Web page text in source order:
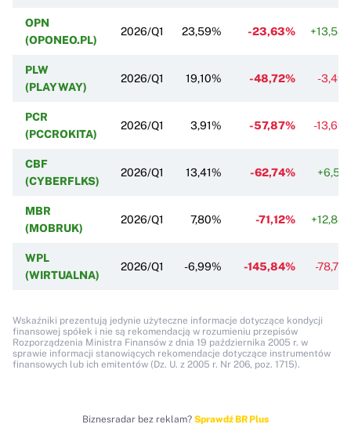
OPN
(OPONEO.PL)
2026/Q1 23,59% -23,63%
PLW
(PLAYWAY)
2026/Q1 19,10% -48,72% -
PCR
(PCCROKITA)
2026/Q1 3,91% -57,87% -
CBF
(CYBERFLKS)
2026/Q1 13,41% -62,74%
MBR
(MOBRUK)
2026/Q1 7,80% -71,12%
WPL
(WIRTUALNA)
2026/Q1 -6,99% -145,84% -
Wskaźniki prezentują jedynie użyteczne informacje dotyczące kondycji
finansowej spółek i nie są rekomendacją w rozumieniu przepisów
Rozporządzenia Ministra Finansów z dnia 19 października 2005 r. w
sprawie informacji stanowiących rekomendacje dotyczące instrumentów
finansowych lub ich emitentów (Dz. U. z 2005 r. Nr 206, poz. 1715).
Biznesradar bez reklam? Sprawdź BR Plus